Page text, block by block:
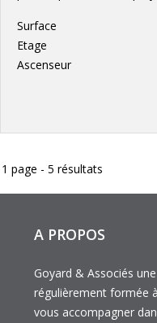
Surface
Etage
Ascenseur
1 page - 5 résultats
A PROPOS
Goyard & Associés
régulièrement formée
vous accompagner